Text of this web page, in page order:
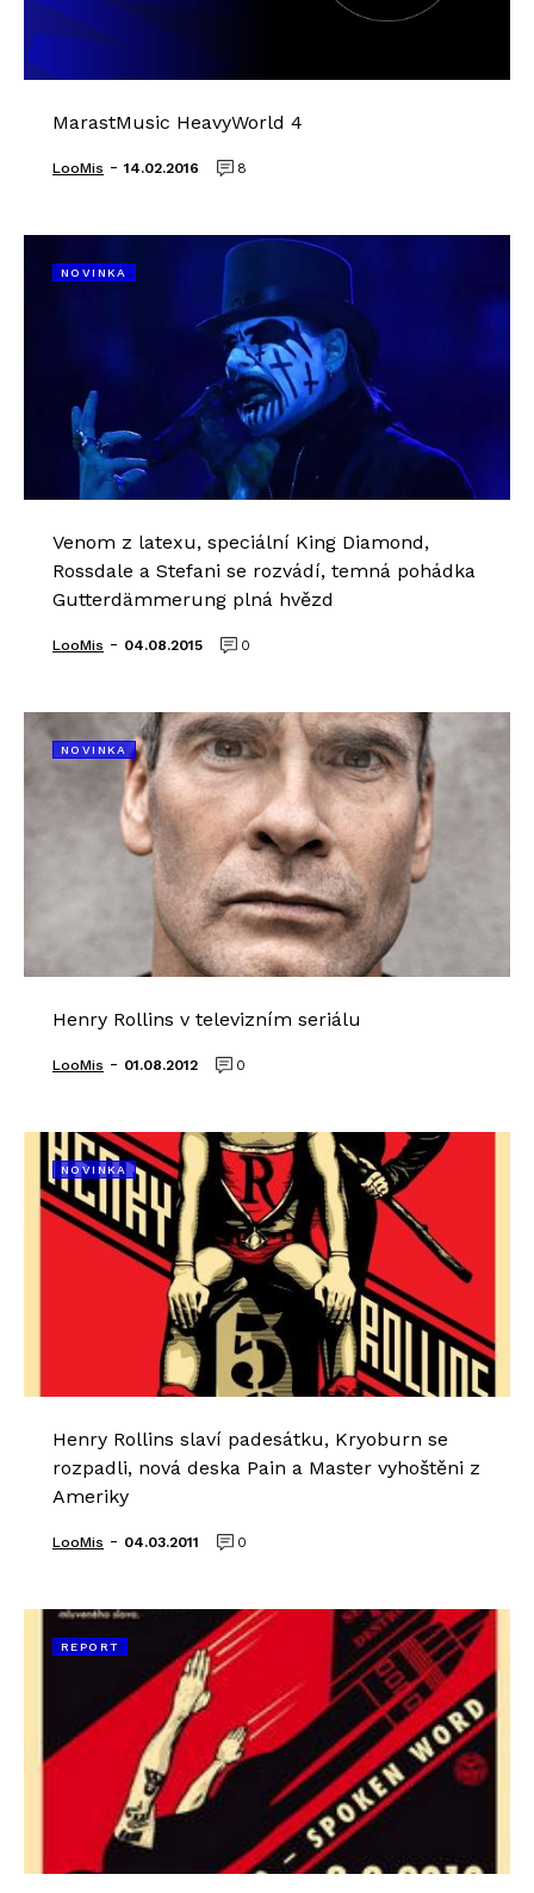
MarastMusic HeavyWorld 4
LooMis - 14.02.2016 8
NOVINKA
Venom z latexu, speciální King Diamond,
Rossdale a Stefani se rozvádí, temná pohádka
Gutterdämmerung plná hvězd
LooMis - 04.08.2015 0
NOVINKA
Henry Rollins v televizním seriálu
LooMis - 01.08.2012 0
NOVINKA
Henry Rollins slaví padesátku, Kryoburn se
rozpadli, nová deska Pain a Master vyhoštěni z
Ameriky
LooMis - 04.03.2011 0
REPORT